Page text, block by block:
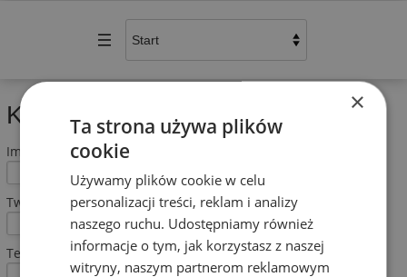
Kontakt
Imię i nazwisko (wymagane)
Twój email (wymagane)
Temat
×
Ta strona używa plików
cookie
Używamy plików cookie w celu
personalizacji treści, reklam i analizy
naszego ruchu. Udostępniamy również
informacje o tym, jak korzystasz z naszej
witryny, naszym partnerom reklamowym